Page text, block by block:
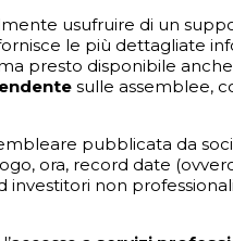
usufruire di un
le più dettagliate
presto disponibile
sulle assemblee,
pubblicata da
ora, record date
non